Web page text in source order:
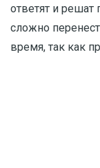
ответят и
сложно
время, так как